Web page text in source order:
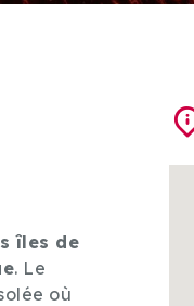
îles de
. Le
où